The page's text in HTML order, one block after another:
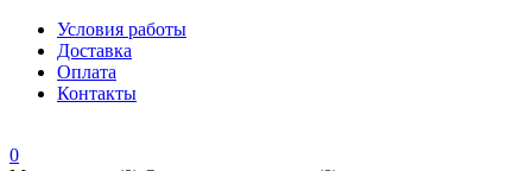
Условия работы
Доставка
Оплата
Контакты
0